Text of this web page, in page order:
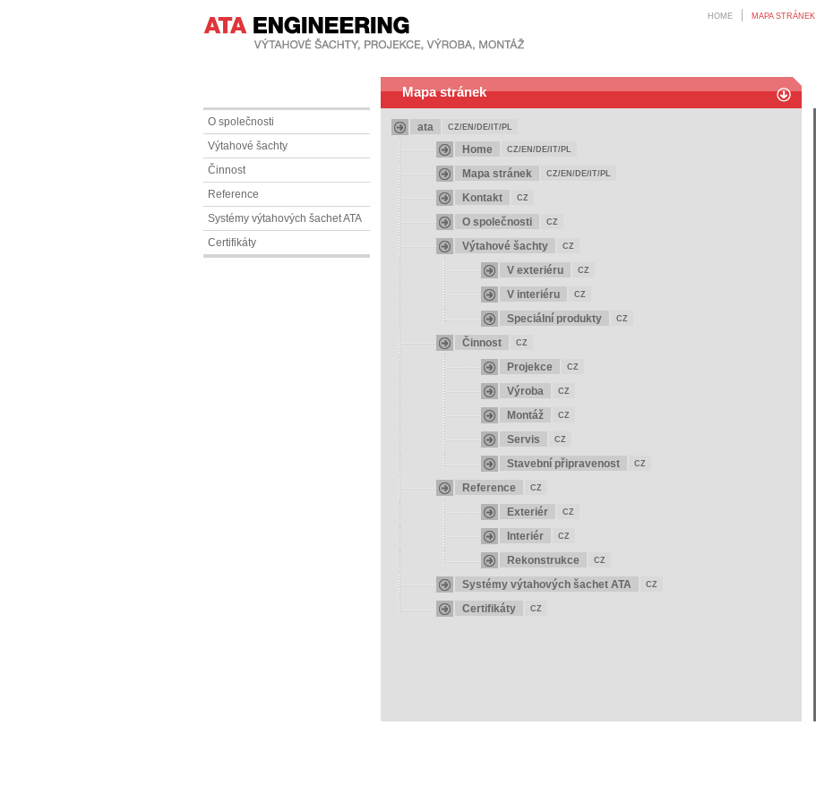
HOME MAPA STRÁNEK
O společnosti
Výtahové šachty
Činnost
Reference
Systémy výtahových šachet ATA
Certifikáty
Mapa stránek
ata CZ/EN/DE/IT/PL
Home CZ/EN/DE/IT/PL
Mapa stránek CZ/EN/DE/IT/PL
Kontakt CZ
O společnosti CZ
Výtahové šachty CZ
V exteriéru CZ
V interiéru CZ
Speciální produkty CZ
Činnost CZ
Projekce CZ
Výroba CZ
Montáž CZ
Servis CZ
Stavební připravenost CZ
Reference CZ
Exteriér CZ
Interiér CZ
Rekonstrukce CZ
Systémy výtahových šachet ATA CZ
Certifikáty CZ